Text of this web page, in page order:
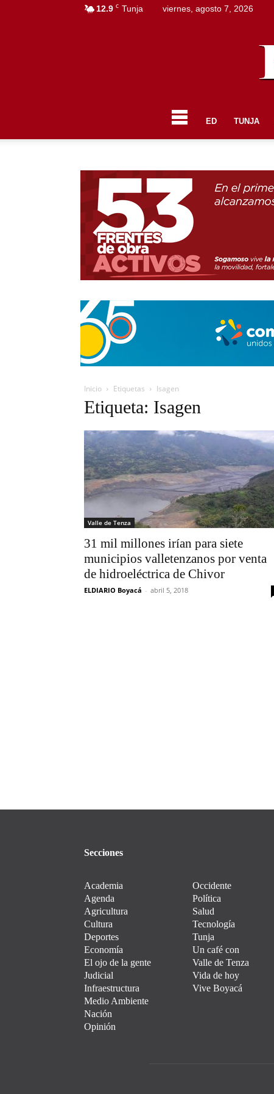
12.9 C Tunja viernes, agosto 7, 2026
ED TUNJA
Inicio Etiquetas Isagen
Etiqueta: Isagen
Valle de Tenza
31 mil millones irían para siete
municipios valletenzanos por venta
de hidroeléctrica de Chivor
ELDIARIO Boyacá - abril 5, 2018
Secciones
Academia
Agenda
Agricultura
Cultura
Deportes
Economía
El ojo de la gente
Judicial
Infraestructura
Medio Ambiente
Nación
Opinión
Occidente
Política
Salud
Tecnología
Tunja
Un café con
Valle de Tenza
Vida de hoy
Vive Boyacá